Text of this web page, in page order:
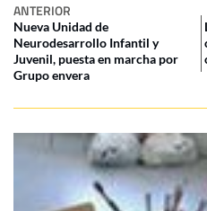
ANTERIOR
Nueva Unidad de
Neurodesarrollo Infantil y
Juvenil, puesta en marcha por
Grupo envera